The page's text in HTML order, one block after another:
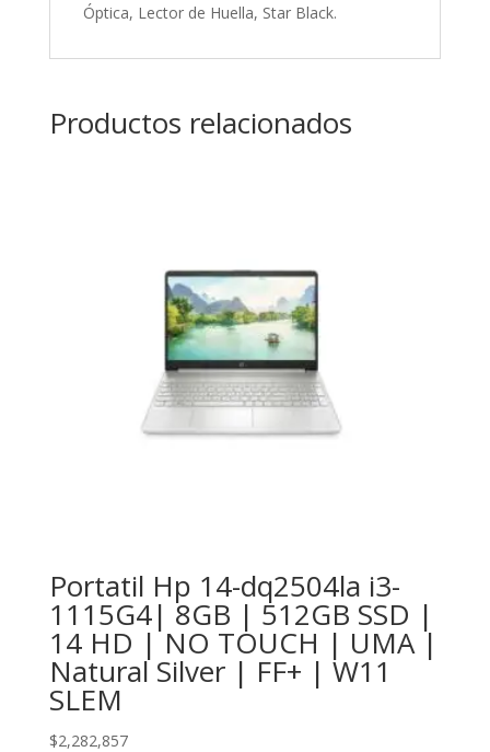
Óptica, Lector de Huella, Star Black.
Productos relacionados
Portatil Hp 14-dq2504la i3-
1115G4| 8GB | 512GB SSD |
14 HD | NO TOUCH | UMA |
Natural Silver | FF+ | W11
SLEM
$2,282,857